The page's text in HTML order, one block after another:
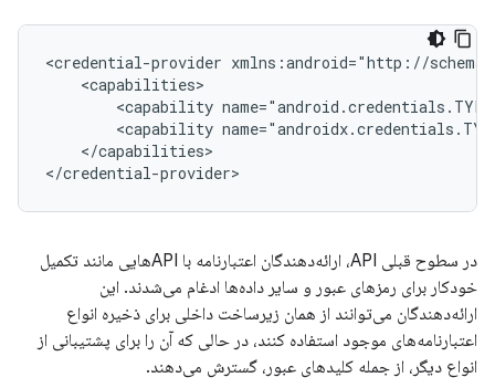
<credential-provider
<capability
<capability
</capabilities>
در سطوح قبلی API، ارائه‌دهندگان اعتبارنامه با APIهایی مانند تکمیل
خودکار برای رمزهای عبور و سایر داده‌ها ادغام می‌شدند. این
ارائه‌دهندگان می‌توانند از همان زیرساخت داخلی برای ذخیره انواع
اعتبارنامه‌های موجود استفاده کنند، در حالی که آن را برای پشتیبانی از
انواع دیگر، از جمله کلیدهای عبور، گسترش می‌دهند.